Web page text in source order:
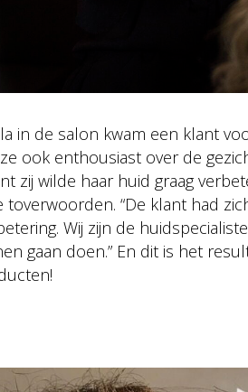
in de salon kwam een klant
ook enthousiast over de
zij wilde haar huid graag
toverwoorden. “De klant had
Wij zijn de
gaan doen.” En dit is het